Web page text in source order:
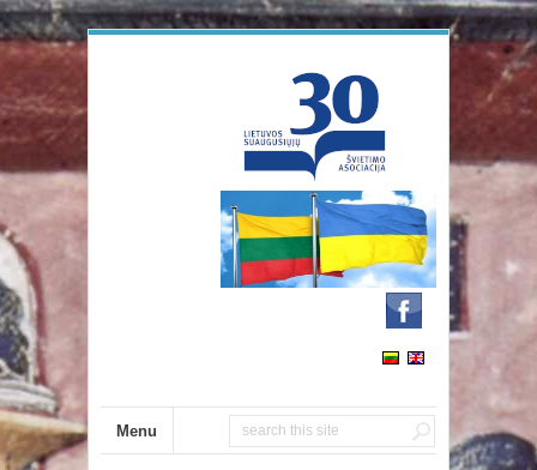
Menu